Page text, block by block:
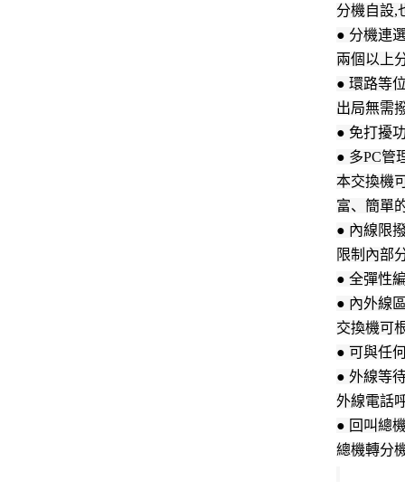
分機自設,
● 分機連
兩個以上
● 環路等
出局無需
● 免打擾
● 多PC管
本交換機
富、簡單
● 內線限
限制內部
● 全彈性
● 內外線
交換機可
● 可與任
● 外線等
外線電話
● 回叫總
總機轉分